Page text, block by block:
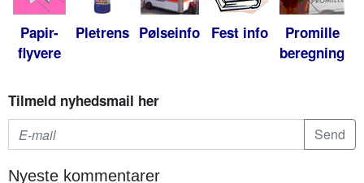
Papir-
flyvere
Pletrens Pølseinfo Fest info
Promille
beregning
Tilmeld nyhedsmail her
Nyeste kommentarer